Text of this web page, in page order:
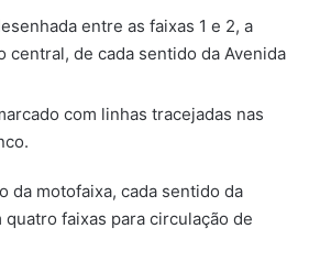
entre as faixas 1 e 2, a
central, de cada sentido da Avenida
com linhas tracejadas nas
da motofaixa, cada sentido da
faixas para circulação de